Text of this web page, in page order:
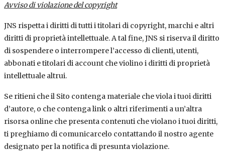
Avviso di violazione del copyright
JNS rispetta i diritti di tutti i titolari di copyright, marchi e altri
diritti di proprietà intellettuale. A tal fine, JNS si riserva il diritto
di sospendere o interrompere l’accesso di clienti, utenti,
abbonati e titolari di account che violino i diritti di proprietà
intellettuale altrui.
Se ritieni che il Sito contenga materiale che viola i tuoi diritti
d’autore, o che contenga link o altri riferimenti a un’altra
risorsa online che presenta contenuti che violano i tuoi diritti,
ti preghiamo di comunicarcelo contattando il nostro agente
designato per la notifica di presunta violazione.